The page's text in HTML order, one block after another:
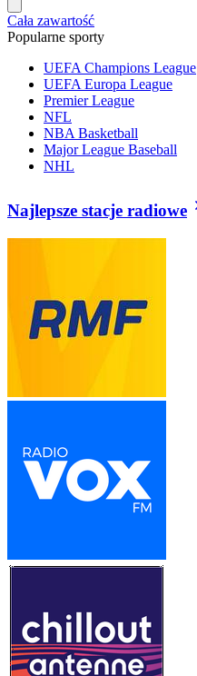
Cała zawartość
Popularne sporty
UEFA Champions League
UEFA Europa League
Premier League
NFL
NBA Basketball
Major League Baseball
NHL
Najlepsze stacje radiowe